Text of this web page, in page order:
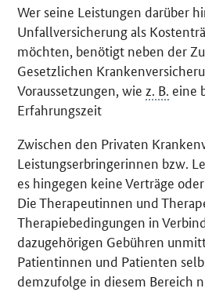
Wer seine Leistungen darüber
Unfallversicherung als
möchten, benötigt neben der
Gesetzlichen
Voraussetzungen, wie z. B. eine
Erfahrungszeit
Zwischen den Privaten
Leistungserbringerinnen bzw.
es hingegen keine Verträge
Die Therapeutinnen und
Therapiebedingungen in
dazugehörigen Gebühren
Patientinnen und Patienten
demzufolge in diesem Bereich